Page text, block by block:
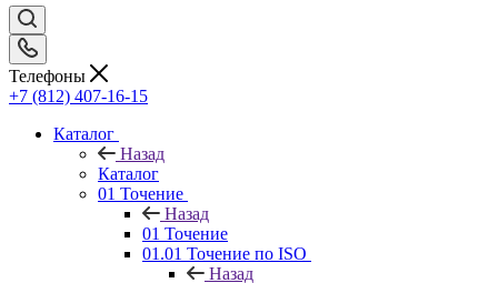
Телефоны
+7 (812) 407-16-15
Каталог
Назад
Каталог
01 Точение
Назад
01 Точение
01.01 Точение по ISO
Назад